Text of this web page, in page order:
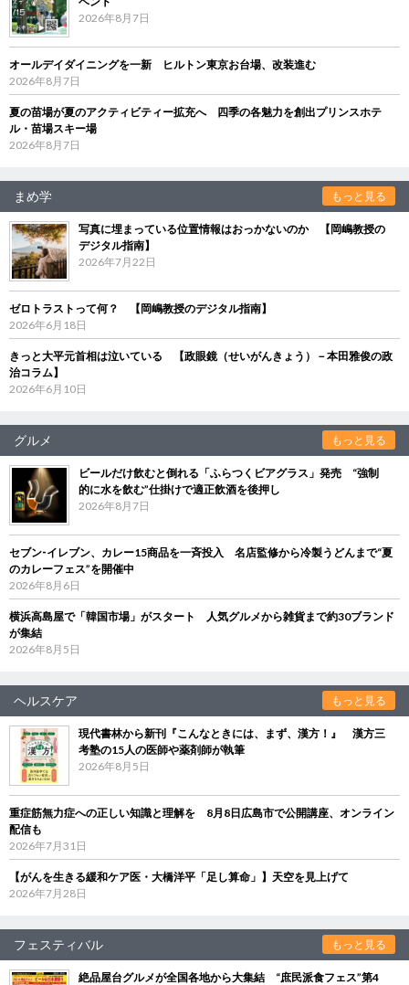
2026年8月7日
オールデイダイニングを一新 ヒルトン東京お台場、改装進む
2026年8月7日
夏の苗場が夏のアクティビティー拡充へ 四季の各魅力を創出プリンスホテ
ル・苗場スキー場
2026年8月7日
まめ学 もっと見る
写真に埋まっている位置情報はおっかないのか 【岡嶋教授の
デジタル指南】
2026年7月22日
ゼロトラストって何？ 【岡嶋教授のデジタル指南】
2026年6月18日
きっと大平元首相は泣いている 【政眼鏡（せいがんきょう）－本田雅俊の政
治コラム】
2026年6月10日
グルメ もっと見る
ビールだけ飲むと倒れる「ふらつくビアグラス」発売 “強制
的に水を飲む”仕掛けで適正飲酒を後押し
2026年8月7日
セブン‐イレブン、カレー15商品を一斉投入 名店監修から冷製うどんまで“夏
のカレーフェス”を開催中
2026年8月6日
横浜高島屋で「韓国市場」がスタート 人気グルメから雑貨まで約30ブランド
が集結
2026年8月5日
ヘルスケア もっと見る
現代書林から新刊『こんなときには、まず、漢方！』 漢方三
考塾の15人の医師や薬剤師が執筆
2026年8月5日
重症筋無力症への正しい知識と理解を 8月8日広島市で公開講座、オンライン
配信も
2026年7月31日
【がんを生きる緩和ケア医・大橋洋平「足し算命」】天空を見上げて
2026年7月28日
フェスティバル もっと見る
絶品屋台グルメが全国各地から大集結 “庶民派食フェス”第4